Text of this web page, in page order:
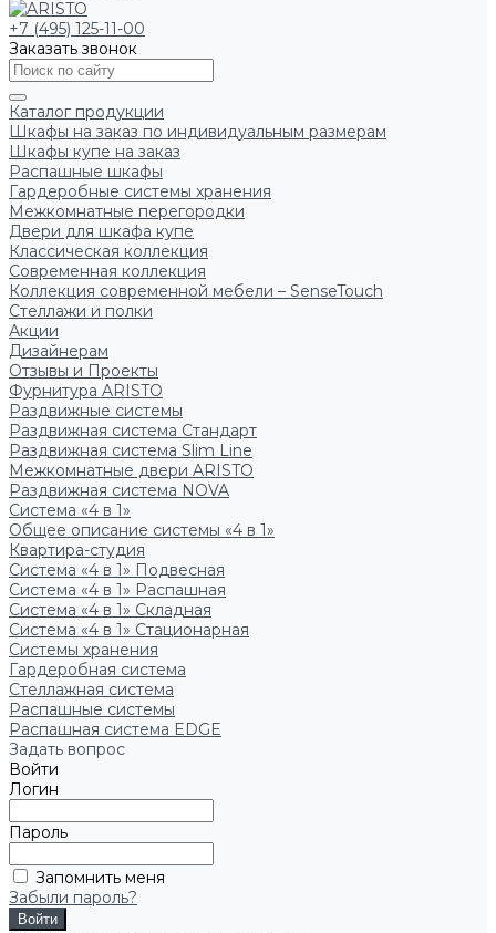
+7 (495) 125-11-00
Заказать звонок
Каталог продукции
Шкафы на заказ по индивидуальным размерам
Шкафы купе на заказ
Распашные шкафы
Гардеробные системы хранения
Межкомнатные перегородки
Двери для шкафа купе
Классическая коллекция
Современная коллекция
Коллекция современной мебели – SenseTouch
Стеллажи и полки
Акции
Дизайнерам
Отзывы и Проекты
Фурнитура ARISTO
Раздвижные системы
Раздвижная система Стандарт
Раздвижная система Slim Line
Межкомнатные двери ARISTO
Раздвижная система NOVA
Система «4 в 1»
Общее описание системы «4 в 1»
Квартира-студия
Система «4 в 1» Подвесная
Система «4 в 1» Распашная
Система «4 в 1» Складная
Система «4 в 1» Стационарная
Системы хранения
Гардеробная система
Стеллажная система
Распашные системы
Распашная система EDGE
Задать вопрос
Войти
Логин
Пароль
Запомнить меня
Забыли пароль?